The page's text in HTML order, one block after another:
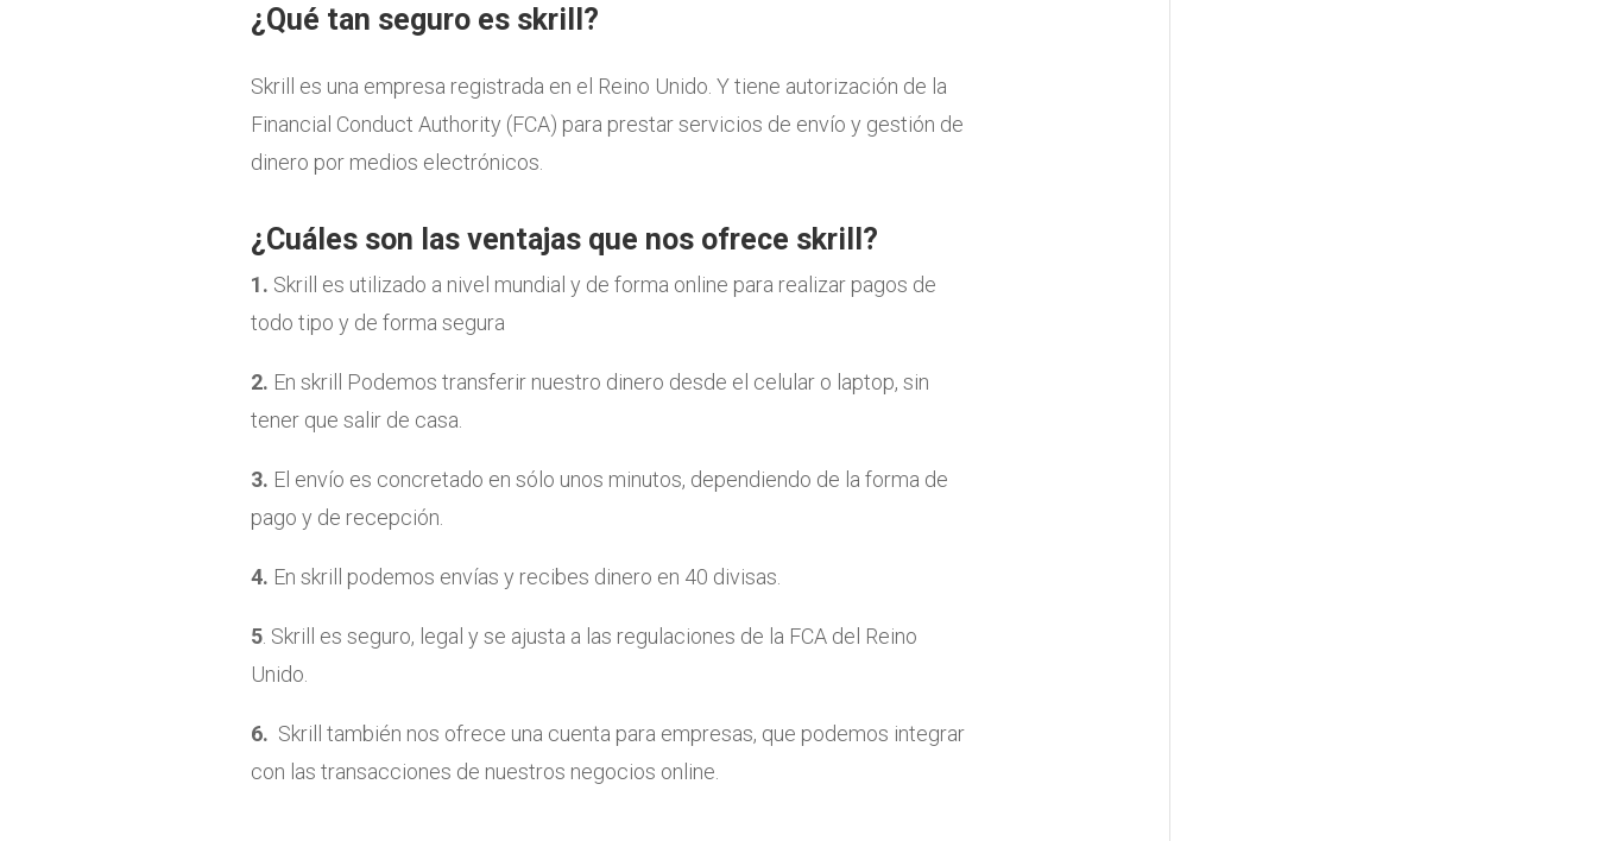
¿Qué tan seguro es skrill?
Skrill es una empresa registrada en el Reino Unido. Y tiene autorización de la
Financial Conduct Authority (FCA) para prestar servicios de envío y gestión de
dinero por medios electrónicos.
¿Cuáles son las ventajas que nos ofrece skrill?
1. Skrill es utilizado a nivel mundial y de forma online para realizar pagos de
todo tipo y de forma segura
2. En skrill Podemos transferir nuestro dinero desde el celular o laptop, sin
tener que salir de casa.
3. El envío es concretado en sólo unos minutos, dependiendo de la forma de
pago y de recepción.
4. En skrill podemos envías y recibes dinero en 40 divisas.
5. Skrill es seguro, legal y se ajusta a las regulaciones de la FCA del Reino
Unido.
6. Skrill también nos ofrece una cuenta para empresas, que podemos integrar
con las transacciones de nuestros negocios online.